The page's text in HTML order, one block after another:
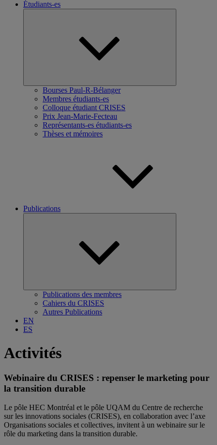
Étudiants-es
Bourses Paul-R-Bélanger
Membres étudiants-es
Colloque étudiant CRISES
Prix Jean-Marie-Fecteau
Représentants-es étudiants-es
Thèses et mémoires
Publications
Publications des membres
Cahiers du CRISES
Autres Publications
EN
ES
Activités
Webinaire du CRISES : repenser le marketing pour
la transition durable
Le pôle HEC Montréal et le pôle UQAM du Centre de recherche
sur les innovations sociales (CRISES), en collaboration avec l’axe
Organisations sociales et collectives, invitent à un webinaire sur le
rôle du marketing dans la transition durable.